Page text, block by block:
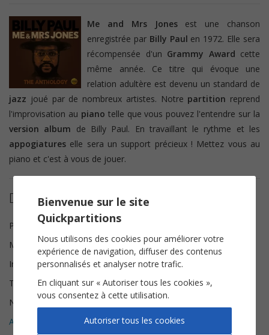
Me and Mrs Jonesest une chanson
enregistrée par Billy Paul en 1972. Elle sera
récompensée d'un Grammy Award cette
même année. Ce titre qui évoque une
relation adultère est devenu un standard de
jazz joué par de nombreux artistes. Notre partition reprend
l'improvisation au piano telle que vous pouvez l'entendre sur la
version album de Billy Paul. En travaillant le rythme et les
appogiatures elle sera un support précieux ! Mettez vous au
piano et c'est à vous de jouer.
Détails de la partition
Paroles
Musique
Gamble Kenneth, Huff Leon
Instrumentation
Piano Chant
Tonalité
Mi♭ majeur
Nombre de pages
Avis clients (
Bienvenue sur le site
Quickpartitions
Nous utilisons des cookies pour améliorer votre
expérience de navigation, diffuser des contenus
personnalisés et analyser notre trafic.
En cliquant sur « Autoriser tous les cookies »,
vous consentez à cette utilisation.
Autoriser tous les cookies